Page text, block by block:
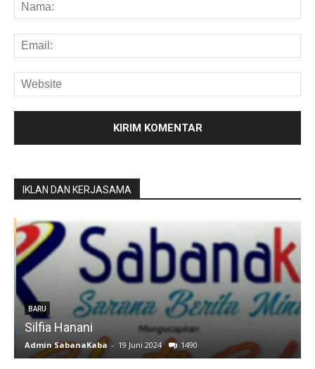
IKLAN DAN KERJASAMA
BARU
Silfia Hanani
Admin SabanaKaba - 19 Juni 2024 1490